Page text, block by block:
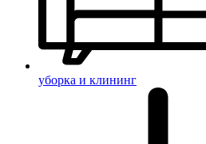
уборка и клининг